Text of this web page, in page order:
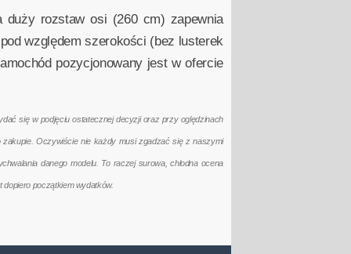
duży rozstaw osi (260 cm) zapewnia
względem szerokości (bez lusterek
pozycjonowany jest w ofercie
się w podjęciu ostatecznej decyzji oraz przy oględzinach
zakupie. Oczywiście nie każdy musi zgadzać się z naszymi
danego modelu. To raczej surowa, chłodna ocena
początkiem wydatków.